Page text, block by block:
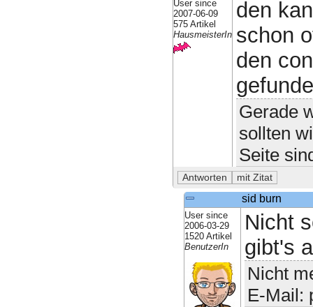
User since
2007-06-09
575 Artikel
HausmeisterIn
den
schon
den
Gerade
sollten
Seite
sid burn
User since
2006-03-29
1520 Artikel
BenutzerIn
Nicht
gibt's
Nicht
E-Mail: